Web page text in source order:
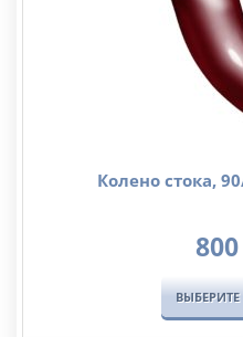
Колено стока,
800